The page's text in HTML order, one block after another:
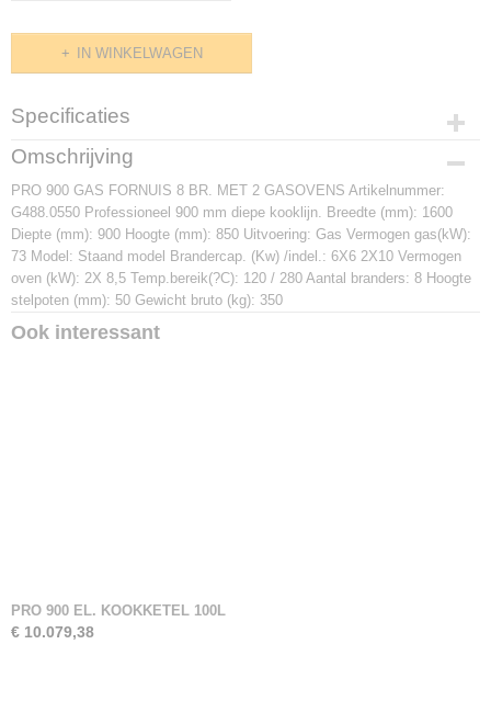
IN WINKELWAGEN
Specificaties
Productcode
Afmetingen (l,b,h)
0 x 900 x 0 mm
Omschrijving
PRO 900 GAS FORNUIS 8 BR. MET 2 GASOVENS Artikelnummer:
G488.0550 Professioneel 900 mm diepe kooklijn. Breedte (mm): 1600
Diepte (mm): 900 Hoogte (mm): 850 Uitvoering: Gas Vermogen gas(kW):
73 Model: Staand model Brandercap. (Kw) /indel.: 6X6 2X10 Vermogen
oven (kW): 2X 8,5 Temp.bereik(?C): 120 / 280 Aantal branders: 8 Hoogte
stelpoten (mm): 50 Gewicht bruto (kg): 350
Ook interessant
PRO 900 EL. KOOKKETEL 100L
€ 10.079,38